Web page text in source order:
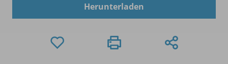
Herunterladen